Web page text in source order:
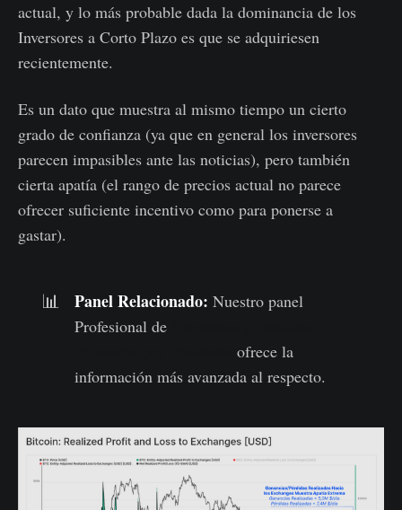
actual, y lo más probable dada la dominancia de los
Inversores a Corto Plazo es que se adquiriesen
recientemente.
Es un dato que muestra al mismo tiempo un cierto
grado de confianza (ya que en general los inversores
parecen impasibles ante las noticias), pero también
cierta apatía (el rango de precios actual no parece
ofrecer suficiente incentivo como para ponerse a
gastar).
📊 Panel Relacionado: Nuestro panel
Profesional de
ofrece la
información más avanzada al respecto.